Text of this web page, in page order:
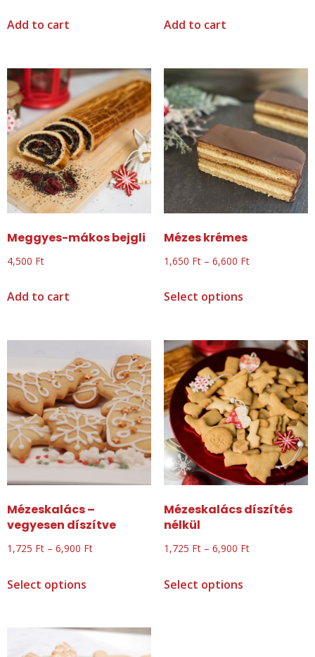
Add to cart Add to cart
Meggyes-mákos bejgli
4,500 Ft
Add to cart
Mézes krémes
1,650 Ft– 6,600 Ft
Select options
Mézeskalács –
vegyesen díszítve
1,725 Ft – 6,900 Ft
Select options
Mézeskalács díszítés
nélkül
1,725 Ft– 6,900 Ft
Select options